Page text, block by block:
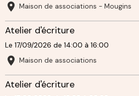
Maison de associations - Mougins
Atelier d'écriture
Le 17/09/2026 de 14:00 à 16:00
Maison de associations
Atelier d'écriture